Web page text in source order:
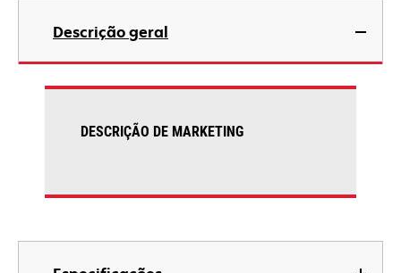
Descrição geral
DESCRIÇÃO DE MARKETING